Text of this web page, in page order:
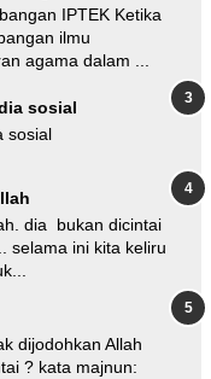
IPTEK Ketika
ilmu
agama dalam ...
sosial
sosial
dia bukan dicintai
selama ini kita keliru
dijodohkan Allah
? kata majnun: